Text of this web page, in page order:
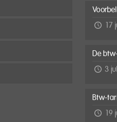
17
De
3
Btw-
19